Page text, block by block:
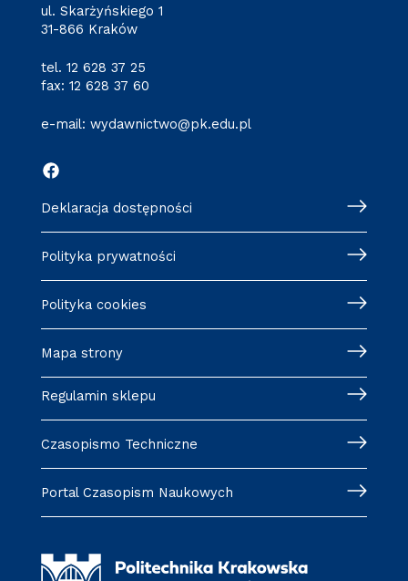
ul. Skarżyńskiego 1
31-866 Kraków
tel. 12 628 37 25
fax: 12 628 37 60
e-mail: wydawnictwo@pk.edu.pl
Deklaracja dostępności
Polityka prywatności
Polityka cookies
Mapa strony
Regulamin sklepu
Czasopismo Techniczne
Portal Czasopism Naukowych